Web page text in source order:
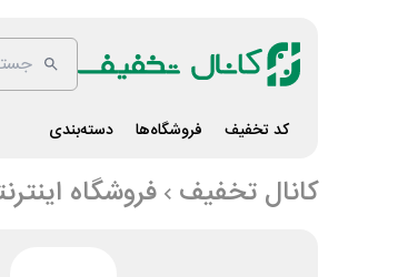
کد تخفیف فروشگاه‌ها دسته‌بندی
کانال تخفیف فروشگاه